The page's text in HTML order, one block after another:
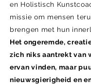
en Holistisch
missie om mensen
brengen met hun
Het ongeremde,
zich niks aantrekt van
ervan vinden, maar
nieuwsgierigheid en